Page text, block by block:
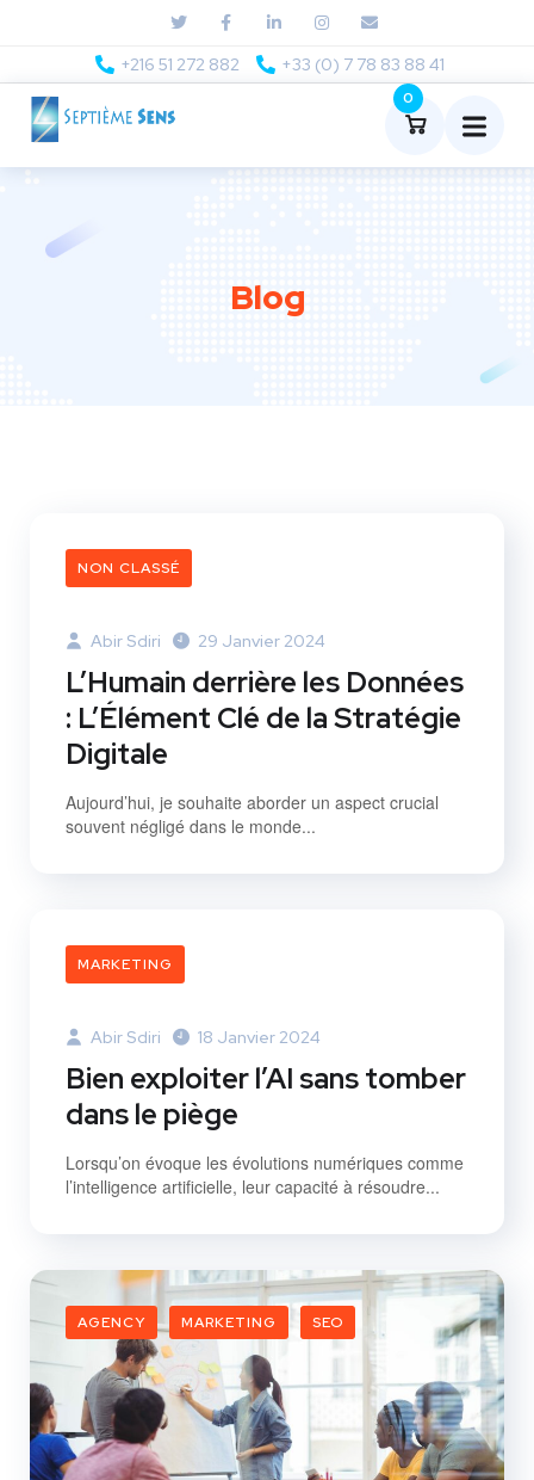
+216 51 272 882 +33 (0) 7 78 83 88 41
0
Blog
NON CLASSÉ
Abir Sdiri 29 Janvier 2024
L’Humain derrière les Données
: L’Élément Clé de la Stratégie
Digitale
Aujourd’hui, je souhaite aborder un aspect crucial
souvent négligé dans le monde...
MARKETING
Abir Sdiri 18 Janvier 2024
Bien exploiter l’AI sans tomber
dans le piège
Lorsqu’on évoque les évolutions numériques comme
l’intelligence artificielle, leur capacité à résoudre...
AGENCY MARKETING SEO